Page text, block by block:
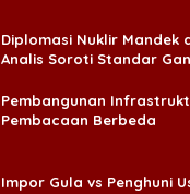
Diplomasi Nuklir Mandek
Analis Soroti Standar
Pembangunan
Pembacaan Berbeda
Impor Gula vs Penghuni